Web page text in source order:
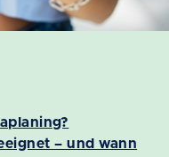
– und wann